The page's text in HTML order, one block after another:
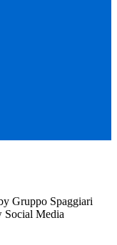
Gruppo Spaggiari
Social Media